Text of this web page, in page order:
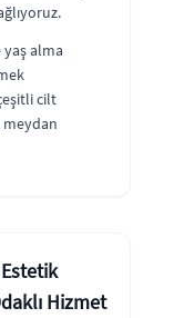
alma
cilt
Hizmet